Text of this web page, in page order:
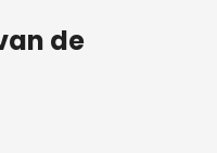
de